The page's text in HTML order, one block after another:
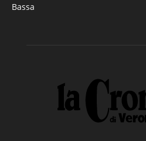
Bassa